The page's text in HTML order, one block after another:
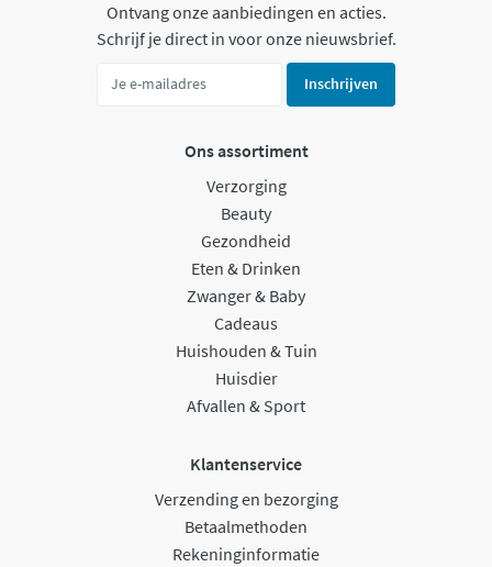
Ontvang onze aanbiedingen en acties.
Schrijf je direct in voor onze nieuwsbrief.
Inschrijven
Ons assortiment
Verzorging
Beauty
Gezondheid
Eten & Drinken
Zwanger & Baby
Cadeaus
Huishouden & Tuin
Huisdier
Afvallen & Sport
Klantenservice
Verzending en bezorging
Betaalmethoden
Rekeninginformatie